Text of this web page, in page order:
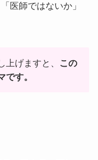
医師ではないか」
上げますと、 この
です。